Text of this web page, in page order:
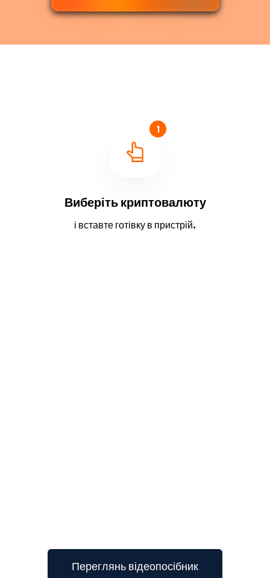
1
Виберіть криптовалюту
і вставте готівку в пристрій.
Переглянь відеопосібник